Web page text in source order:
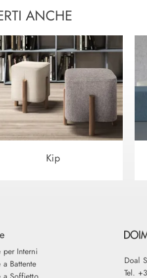
ANCHE
Kip
per Interni
a Battente
Doal
Tel.